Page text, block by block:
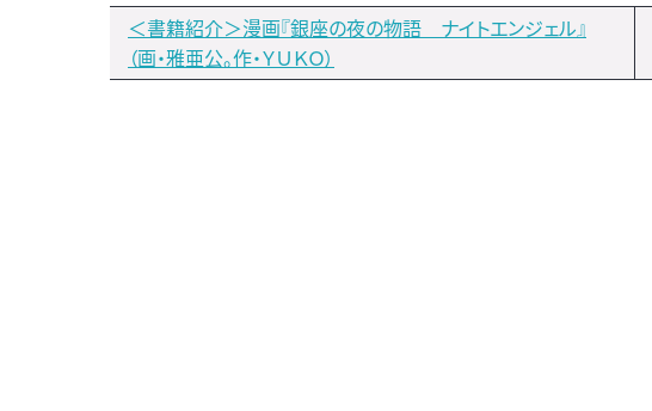
＜書籍紹介＞漫画『銀座の夜の物語 ナイトエンジェル』
（画・雅亜公。作・ＹＵＫＯ）